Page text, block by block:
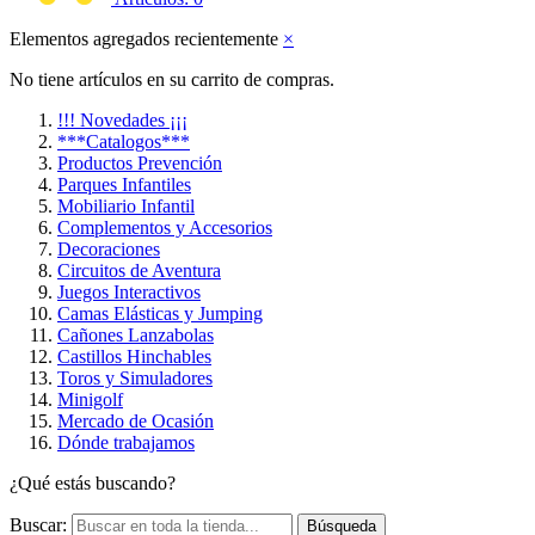
Elementos agregados recientemente ×
No tiene artículos en su carrito de compras.
!!! Novedades ¡¡¡
***Catalogos***
Productos Prevención
Parques Infantiles
Mobiliario Infantil
Complementos y Accesorios
Decoraciones
Circuitos de Aventura
Juegos Interactivos
Camas Elásticas y Jumping
Cañones Lanzabolas
Castillos Hinchables
Toros y Simuladores
Minigolf
Mercado de Ocasión
Dónde trabajamos
¿Qué estás buscando?
Buscar: Búsqueda